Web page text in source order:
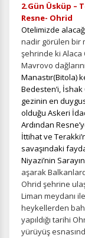
2.Gün Üsküp –
Resne- Ohrid
Otelimizde
nadir görülen bir
şehrinde ki Alaca
Mavrovo
Manastır(Bitola)
Bedesten’i, İshak
gezinin en
olduğu Askeri
Ardından
İttihat ve
savaşındaki
Niyazi’nin
aşarak
Ohrid şehrine
Liman meydanı
heykellerden
yapıldığı tarihi
yürüyüş